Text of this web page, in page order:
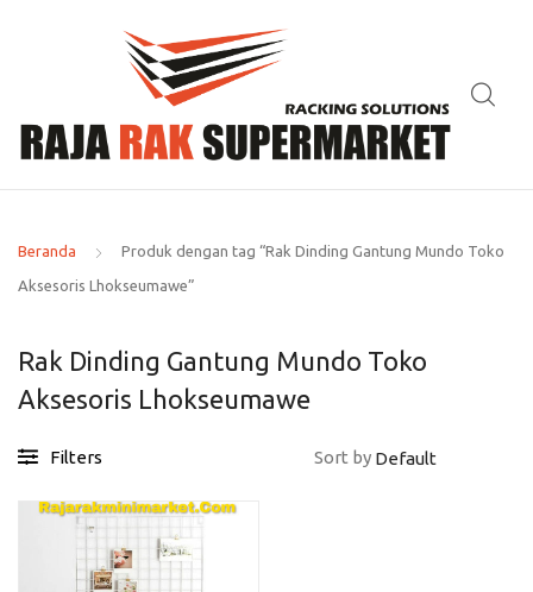
Beranda Produk dengan tag “Rak Dinding Gantung Mundo Toko
Aksesoris Lhokseumawe”
Rak Dinding Gantung Mundo Toko
Aksesoris Lhokseumawe
Filters Sort by